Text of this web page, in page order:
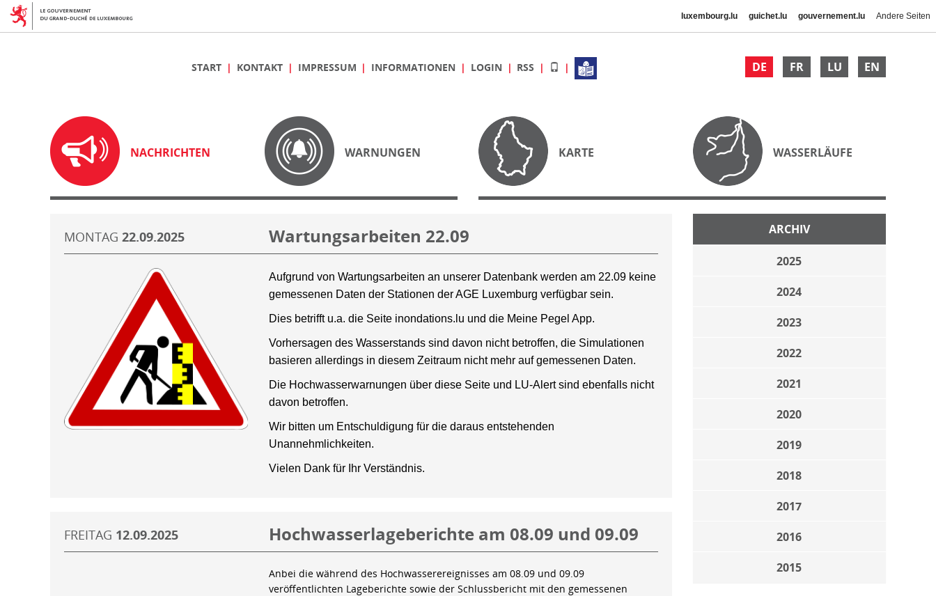
luxembourg.lu guichet.lu gouvernement.lu Andere Seiten
DE FR LU EN
START KONTAKT IMPRESSUM INFORMATIONEN LOGIN RSS
NACHRICHTEN WARNUNGEN KARTE WASSERLÄUFE
ARCHIV
2025
2024
2023
2022
2021
2020
2019
2018
2017
2016
2015
MONTAG 22.09.2025 Wartungsarbeiten 22.09
Aufgrund von Wartungsarbeiten an unserer Datenbank werden am 22.09 keine
gemessenen Daten der Stationen der AGE Luxemburg verfügbar sein.
Dies betrifft u.a. die Seite inondations.lu und die Meine Pegel App.
Vorhersagen des Wasserstands sind davon nicht betroffen, die Simulationen
basieren allerdings in diesem Zeitraum nicht mehr auf gemessenen Daten.
Die Hochwasserwarnungen über diese Seite und LU-Alert sind ebenfalls nicht
davon betroffen.
Wir bitten um Entschuldigung für die daraus entstehenden
Unannehmlichkeiten.
Vielen Dank für Ihr Verständnis.
FREITAG 12.09.2025 Hochwasserlageberichte am 08.09 und 09.09
Anbei die während des Hochwasserereignisses am 08.09 und 09.09
veröffentlichten Lageberichte sowie der Schlussbericht mit den gemessenen